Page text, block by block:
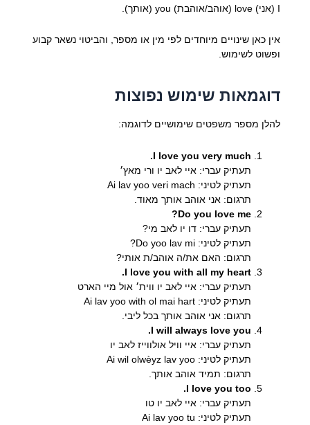
I (אני) love (אוהב/אוהבת) you (אותך).
אין כאן שינויים מיוחדים לפי מין או מספר, והביטוי נשאר קבוע
ופשוט לשימוש.
דוגמאות שימוש נפוצות
להלן מספר משפטים שימושיים לדוגמה:
I love you very much.
תעתיק עברי: איי לאב יו ורי מאץ׳
תעתיק לטיני: Ai lav yoo veri mach
תרגום: אני אוהב אותך מאוד.
Do you love me?
תעתיק עברי: דו יו לאב מי?
תעתיק לטיני: Do yoo lav mi?
תרגום: האם את/ה אוהב/ת אותי?
I love you with all my heart.
תעתיק עברי: איי לאב יו ווית׳ אול מיי הארט
תעתיק לטיני: Ai lav yoo with ol mai hart
תרגום: אני אוהב אותך בכל ליבי.
I will always love you.
תעתיק עברי: איי וויל אולווייז לאב יו
תעתיק לטיני: Ai wil olwèyz lav yoo
תרגום: תמיד אוהב אותך.
I love you too.
תעתיק עברי: איי לאב יו טו
תעתיק לטיני: Ai lav yoo tu